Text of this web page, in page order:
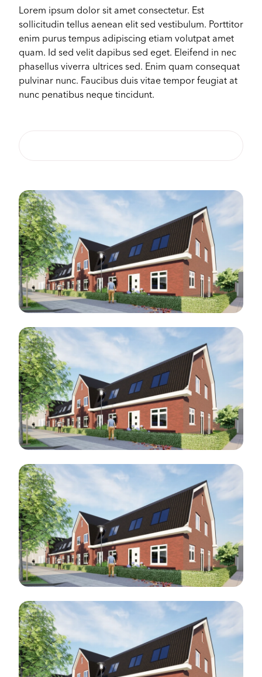
Configurator
Lorem ipsum dolor sit amet consectetur. Est
sollicitudin tellus aenean elit sed vestibulum. Porttitor
enim purus tempus adipiscing etiam volutpat amet
quam. Id sed velit dapibus sed eget. Eleifend in nec
phasellus viverra ultrices sed. Enim quam consequat
pulvinar nunc. Faucibus duis vitae tempor feugiat at
nunc penatibus neque tincidunt.
Blog 1
Blog 2
Blog 3